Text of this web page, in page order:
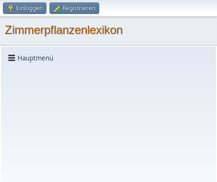
Einloggen Registrieren
Zimmerpflanzenlexikon
Hauptmenü